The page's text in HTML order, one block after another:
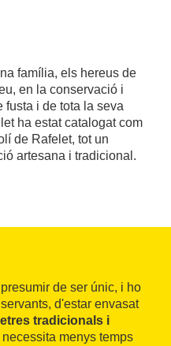
família, els hereus de
en la conservació i
fusta i de tota la seva
ha estat catalogat com
de Rafelet, tot un
artesana i tradicional.
de ser únic, i ho
d'estar envasat
tradicionals i
menys temps